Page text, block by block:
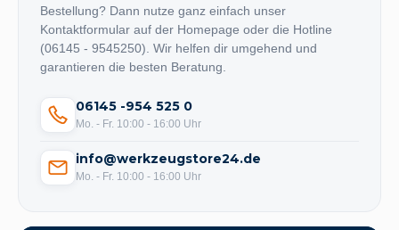
Bestellung? Dann nutze ganz einfach unser
Kontaktformular auf der Homepage oder die Hotline
(06145 - 9545250). Wir helfen dir umgehend und
garantieren die besten Beratung.
06145 -954 525 0
Mo. - Fr. 10:00 - 16:00 Uhr
info@werkzeugstore24.de
Mo. - Fr. 10:00 - 16:00 Uhr